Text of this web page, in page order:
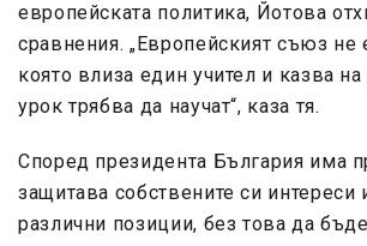
европейската политика, Йотова
сравнения. „Европейският съюз не
която влиза един учител и казва
урок трябва да научат“, каза тя.
Според президента България има
защитава собствените си интереси
различни позиции, без това да